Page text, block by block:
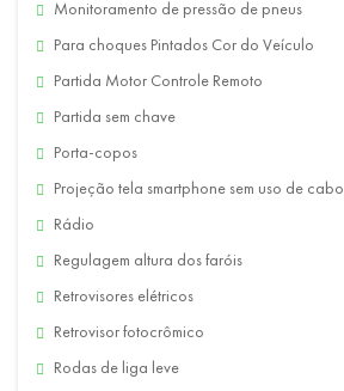
Monitoramento de pressão de pneus
Para choques Pintados Cor do Veículo
Partida Motor Controle Remoto
Partida sem chave
Porta-copos
Projeção tela smartphone sem uso de cabo
Rádio
Regulagem altura dos faróis
Retrovisores elétricos
Retrovisor fotocrômico
Rodas de liga leve